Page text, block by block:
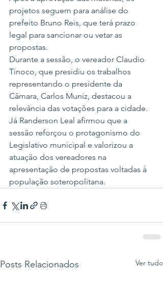
projetos seguem para análise do
prefeito Bruno Reis, que terá prazo
legal para sancionar ou vetar as
propostas.
Durante a sessão, o vereador Claudio
Tinoco, que presidiu os trabalhos
representando o presidente da
Câmara, Carlos Muniz, destacou a
relevância das votações para a cidade.
Já Randerson Leal afirmou que a
sessão reforçou o protagonismo do
Legislativo municipal e valorizou a
atuação dos vereadores na
apresentação de propostas voltadas à
população soteropolitana.
Posts Relacionados Ver tudo